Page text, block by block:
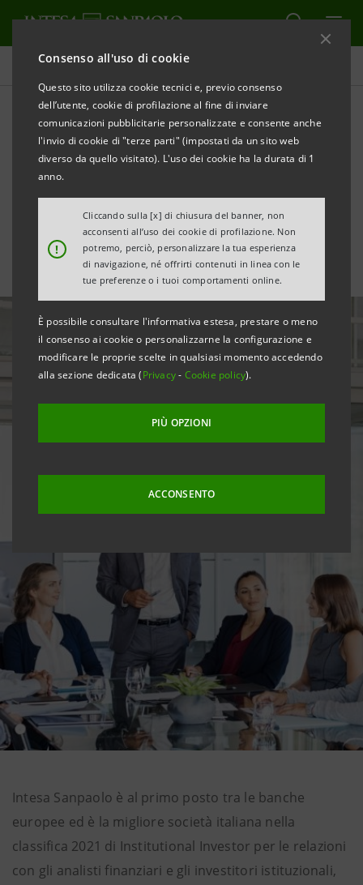
Consenso all'uso di cookie
Questo sito utilizza cookie tecnici e, previo consenso
dell’utente, cookie di profilazione al fine di inviare
comunicazioni pubblicitarie personalizzate e consente anche
l'invio di cookie di "terze parti" (impostati da un sito web
diverso da quello visitato). L'uso dei cookie ha la durata di 1
anno.
!
Cliccando sulla [x] di chiusura del banner, non
acconsenti all’uso dei cookie di profilazione. Non
potremo, perciò, personalizzare la tua esperienza
di navigazione, né offrirti contenuti in linea con le
tue preferenze o i tuoi comportamenti online.
È possibile consultare l'informativa estesa, prestare o meno
il consenso ai cookie o personalizzarne la configurazione e
modificare le proprie scelte in qualsiasi momento accedendo
alla sezione dedicata (Privacy- Cookie policy).
PIÙ OPZIONI
ACCONSENTO
Tutte le news
Al top in Europa per le
relazioni con analisti,
investitori e aspetti ESG
Intesa Sanpaolo è al primo posto tra le banche
europee ed è la migliore società italiana nella
classifica 2021 di Institutional Investor per le relazioni
con gli analisti finanziari e gli investitori istituzionali,